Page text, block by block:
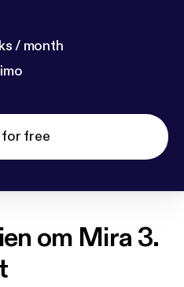
/ month
free
om Mira 3.